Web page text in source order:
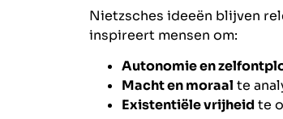
Nietzsches ideeën blijven
inspireert mensen om:
Autonomie en
Macht en moraal te
Existentiële vrijheidte